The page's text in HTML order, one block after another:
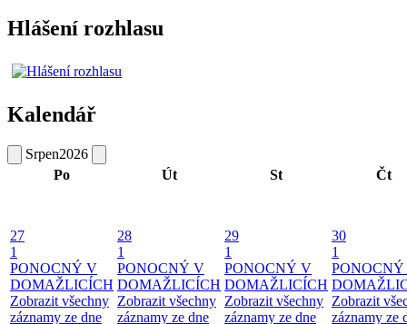
Hlášení rozhlasu
Kalendář
Srpen2026
Po
Út St Čt
27
1
PONOCNÝ V
DOMAŽLICÍCH
Zobrazit všechny
záznamy ze dne
28
1
PONOCNÝ V
DOMAŽLICÍCH
Zobrazit všechny
záznamy ze dne
29
1
PONOCNÝ V
DOMAŽLICÍCH
Zobrazit všechny
záznamy ze dne
30
1
Zobrazit
záznamy ze